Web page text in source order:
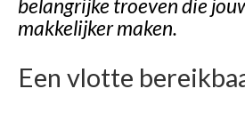
belangrijke troeven die
makkelijker maken.
Een vlotte